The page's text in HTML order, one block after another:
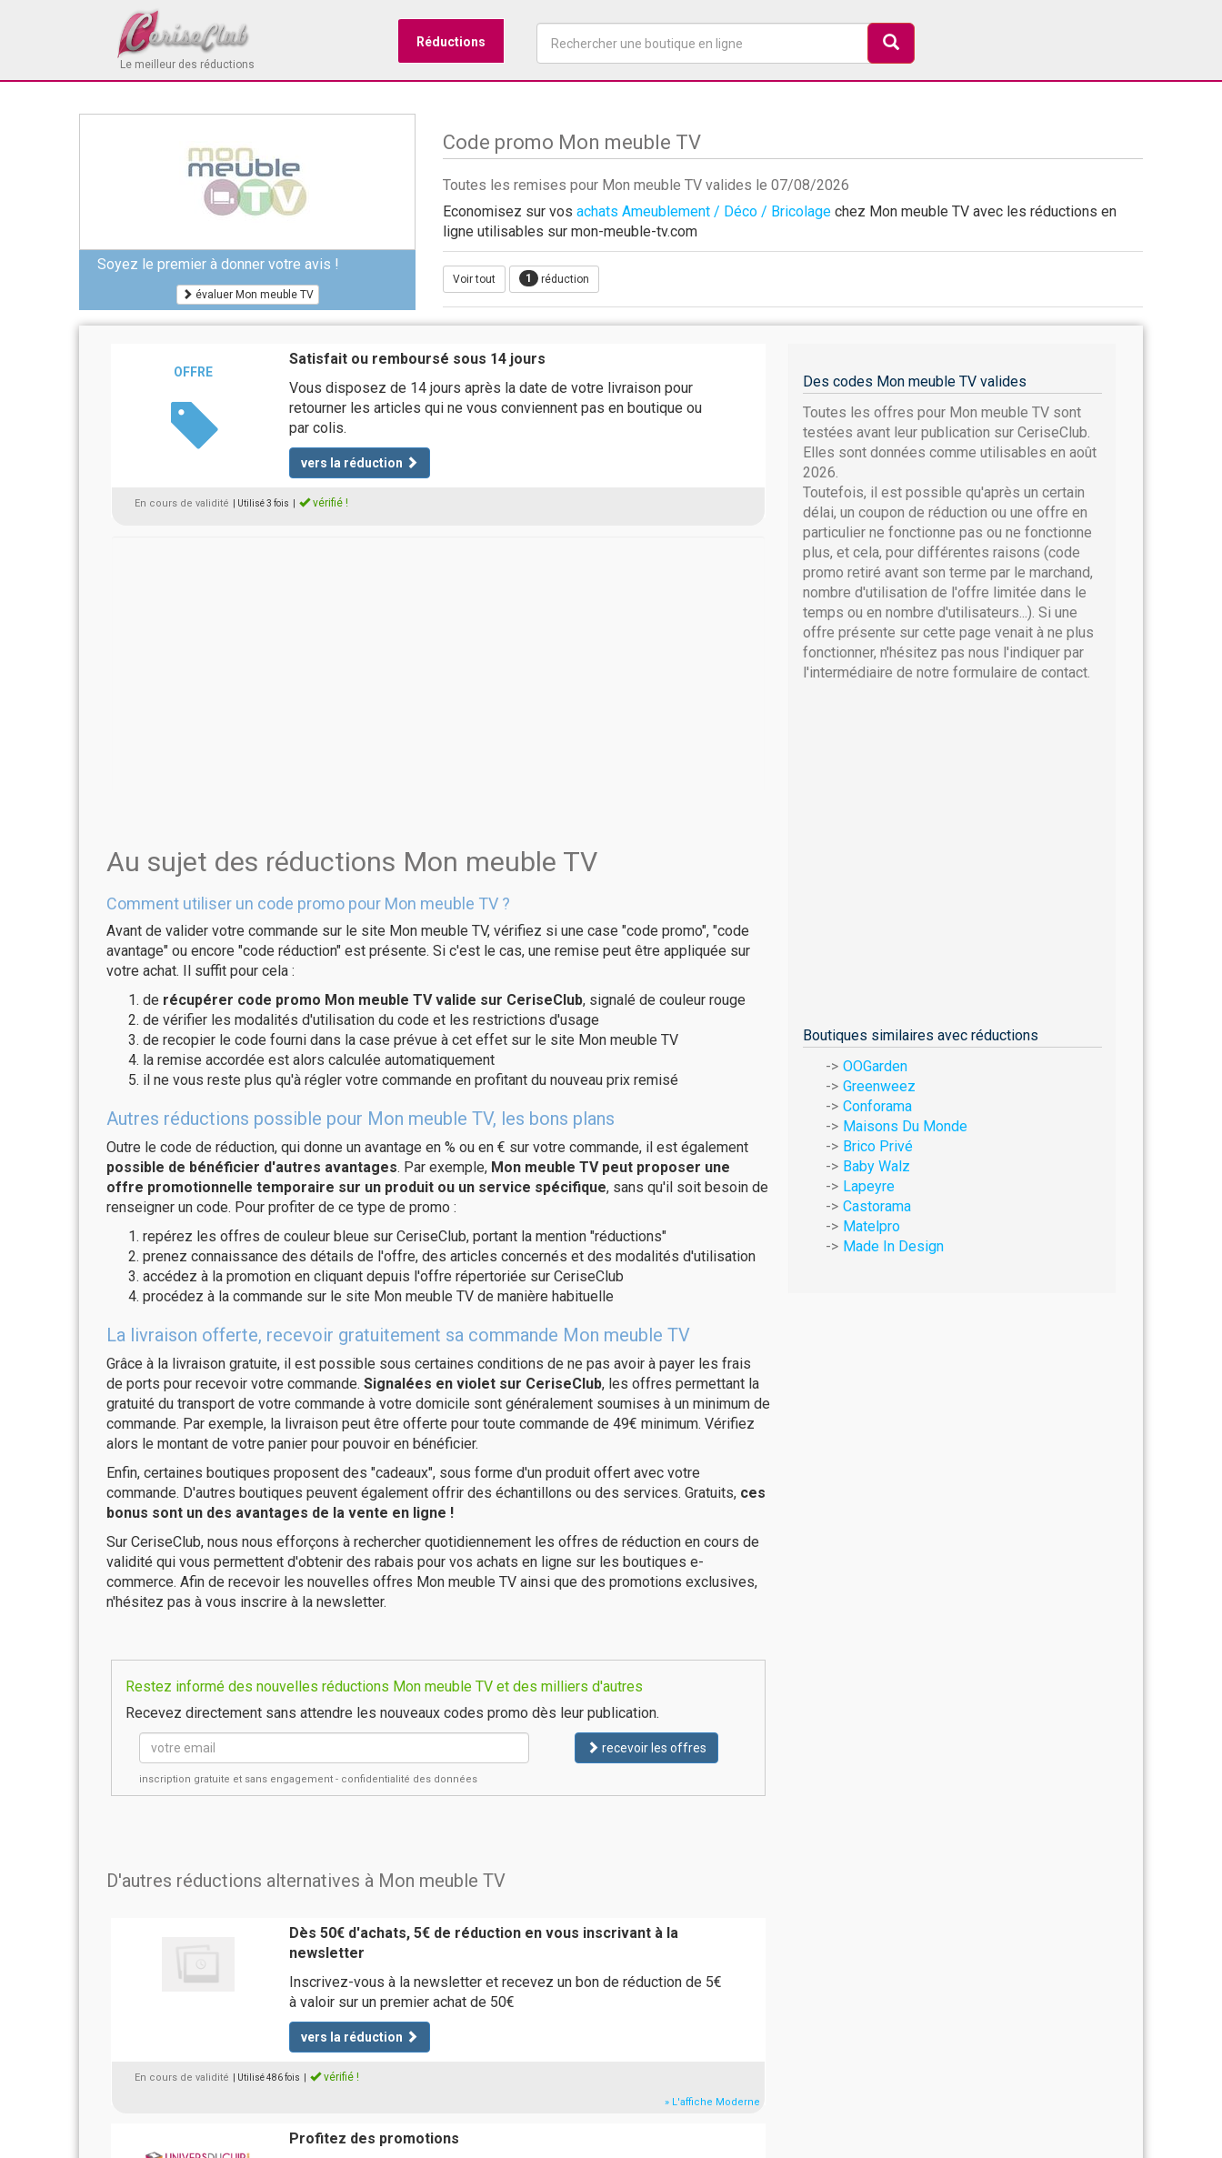
Le meilleur des réductions
Réductions
Soyez le premier à donner votre avis !
évaluer Mon meuble TV
Code promo Mon meuble TV
Toutes les remises pour Mon meuble TV valides le 07/08/2026
Economisez sur vos achats Ameublement / Déco / Bricolage chez Mon meuble TV avec les réductions en
ligne utilisables sur mon-meuble-tv.com
Voir tout 1 réduction
OFFRE
Satisfait ou remboursé sous 14 jours
Vous disposez de 14 jours après la date de votre livraison pour
retourner les articles qui ne vous conviennent pas en boutique ou
par colis.
vers la réduction
En cours de validité | Utilisé 3 fois vérifié !
Au sujet des réductions Mon meuble TV
Comment utiliser un code promo pour Mon meuble TV ?
Avant de valider votre commande sur le site Mon meuble TV, vérifiez si une case "code promo", "code
avantage" ou encore "code réduction" est présente. Si c'est le cas, une remise peut être appliquée sur
votre achat. Il suffit pour cela :
de récupérer code promo Mon meuble TV valide sur CeriseClub, signalé de couleur rouge
de vérifier les modalités d'utilisation du code et les restrictions d'usage
de recopier le code fourni dans la case prévue à cet effet sur le site Mon meuble TV
la remise accordée est alors calculée automatiquement
il ne vous reste plus qu'à régler votre commande en profitant du nouveau prix remisé
Autres réductions possible pour Mon meuble TV, les bons plans
Outre le code de réduction, qui donne un avantage en % ou en € sur votre commande, il est également
possible de bénéficier d'autres avantages. Par exemple, Mon meuble TV peut proposer une
offre promotionnelle temporaire sur un produit ou un service spécifique, sans qu'il soit besoin de
renseigner un code. Pour profiter de ce type de promo :
repérez les offres de couleur bleue sur CeriseClub, portant la mention "réductions"
prenez connaissance des détails de l'offre, des articles concernés et des modalités d'utilisation
accédez à la promotion en cliquant depuis l'offre répertoriée sur CeriseClub
procédez à la commande sur le site Mon meuble TV de manière habituelle
La livraison offerte, recevoir gratuitement sa commande Mon meuble TV
Grâce à la livraison gratuite, il est possible sous certaines conditions de ne pas avoir à payer les frais
de ports pour recevoir votre commande. Signalées en violet sur CeriseClub, les offres permettant la
gratuité du transport de votre commande à votre domicile sont généralement soumises à un minimum de
commande. Par exemple, la livraison peut être offerte pour toute commande de 49€ minimum. Vérifiez
alors le montant de votre panier pour pouvoir en bénéficier.
Enfin, certaines boutiques proposent des "cadeaux", sous forme d'un produit offert avec votre
commande. D'autres boutiques peuvent également offrir des échantillons ou des services. Gratuits, ces
bonus sont un des avantages de la vente en ligne !
Sur CeriseClub, nous nous efforçons à rechercher quotidiennement les offres de réduction en cours de
validité qui vous permettent d'obtenir des rabais pour vos achats en ligne sur les boutiques e-
commerce. Afin de recevoir les nouvelles offres Mon meuble TV ainsi que des promotions exclusives,
n'hésitez pas à vous inscrire à la newsletter.
Restez informé des nouvelles réductions Mon meuble TV et des milliers d'autres
Recevez directement sans attendre les nouveaux codes promo dès leur publication.
recevoir les offres
inscription gratuite et sans engagement - confidentialité des données
D'autres réductions alternatives à Mon meuble TV
Dès 50€ d'achats, 5€ de réduction en vous inscrivant à la
newsletter
Inscrivez-vous à la newsletter et recevez un bon de réduction de 5€
à valoir sur un premier achat de 50€
vers la réduction
En cours de validité | Utilisé 486 fois vérifié !
» L'affiche Moderne
Profitez des promotions
Des codes Mon meuble TV valides
Toutes les offres pour Mon meuble TV sont
testées avant leur publication sur CeriseClub.
Elles sont données comme utilisables en août
2026.
Toutefois, il est possible qu'après un certain
délai, un coupon de réduction ou une offre en
particulier ne fonctionne pas ou ne fonctionne
plus, et cela, pour différentes raisons (code
promo retiré avant son terme par le marchand,
nombre d'utilisation de l'offre limitée dans le
temps ou en nombre d'utilisateurs...). Si une
offre présente sur cette page venait à ne plus
fonctionner, n'hésitez pas nous l'indiquer par
l'intermédiaire de notre formulaire de contact.
Boutiques similaires avec réductions
OOGarden
Greenweez
Conforama
Maisons Du Monde
Brico Privé
Baby Walz
Lapeyre
Castorama
Matelpro
Made In Design